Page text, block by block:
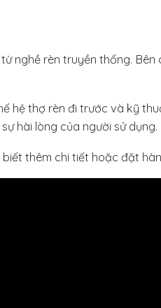
nghề rèn truyền thống.
thợ rèn đi trước và kỹ
hài lòng của người sử dụng.
biết thêm chi tiết hoặc đặt